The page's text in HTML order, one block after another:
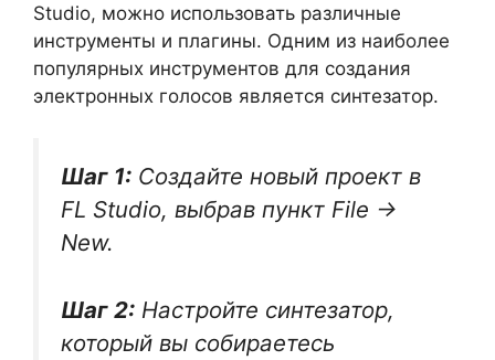
Studio, можно использовать различные
инструменты и плагины. Одним из наиболее
популярных инструментов для создания
электронных голосов является синтезатор.
Шаг 1: Создайте новый проект в
FL Studio, выбрав пункт File ->
New.
Шаг 2: Настройте синтезатор,
который вы собираетесь